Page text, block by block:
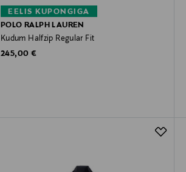
EELIS KUPONGIGA
POLO RALPH LAUREN
Kudum Halfzip Regular Fit
Original Price
245,00 €